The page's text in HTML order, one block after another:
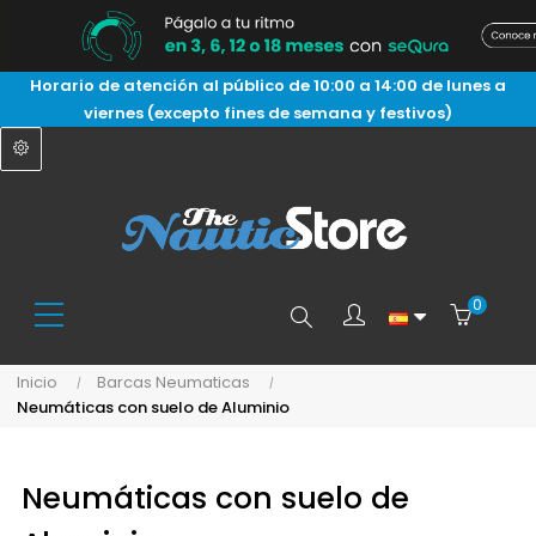
Horario de atención al público de 10:00 a 14:00 de lunes a
viernes (excepto fines de semana y festivos)
Buscar
aquí...
0
Inicio
Barcas Neumaticas
Neumáticas con suelo de Aluminio
Neumáticas con suelo de